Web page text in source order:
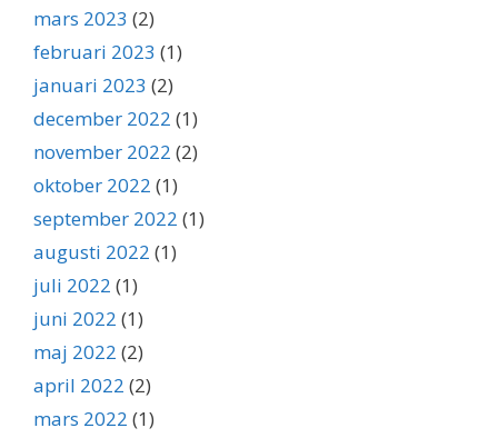
mars 2023 (2)
februari 2023 (1)
januari 2023 (2)
december 2022 (1)
november 2022 (2)
oktober 2022 (1)
september 2022 (1)
augusti 2022 (1)
juli 2022 (1)
juni 2022 (1)
maj 2022 (2)
april 2022 (2)
mars 2022 (1)